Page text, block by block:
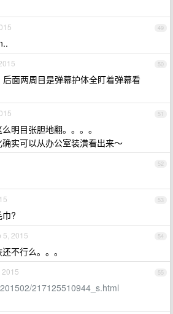
49
50
后面两周目是弹幕护体全盯着弹幕看
51
明目张胆地翻。。。。
实可以从办公室装潢看出来～
52
53
?
54
5, 2015
不行么。。。
55
2015
217125510944_s.html